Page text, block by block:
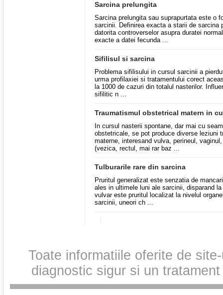
Sarcina prelungita
Sarcina prelungita sau suprapurtata este o
sarcinii. Definirea exacta a starii de sarcina
datorita controverselor asupra duratei
exacte a datei fecunda ...
Sifilisul si sarcina
Problema sifilisului in cursul sarcinii a
urma profilaxiei si tratamentului corect
la 1000 de cazuri din totalul nasterilor.
sifilitic n ...
Traumatismul obstetrical matern in
In cursul nasterii spontane, dar mai cu
obstetricale, se pot produce diverse leziuni
materne, interesand vulva, perineul,
(vezica, rectul, mai rar baz ...
Tulburarile rare din sarcina
Pruritul generalizat este senzatia de
ales in ultimele luni ale sarcinii, disparand
vulvar este pruritul localizat la nivelul
sarcinii, uneori ch ...
Toate informatiile oferite de
diagnostic sigur si un